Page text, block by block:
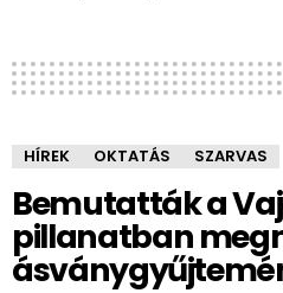
HÍREK OKTATÁS SZARVAS
Bemutatták a
pillanatban